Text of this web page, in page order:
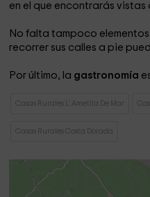
en el que encontrarás vistas
No falta tampoco elementos
recorrer sus calles a pie
Por último, la gastronomía
Casas Rurales L' Ametlla De Mar
Casas Rurales Costa Dorada